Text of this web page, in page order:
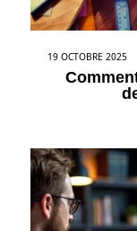
19 OCTOBRE 2025